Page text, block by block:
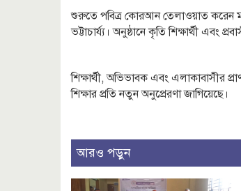
শুরুতে পবিত্র কোরআন তেলাওয়াত করেন
ভট্টাচার্য্য। অনুষ্ঠানে কৃতি শিক্ষার্থী এবং
শিক্ষার্থী, অভিভাবক এবং এলাকাবাসীর
শিক্ষার প্রতি নতুন অনুপ্রেরণা জাগিয়েছে।
আরও পড়ুন